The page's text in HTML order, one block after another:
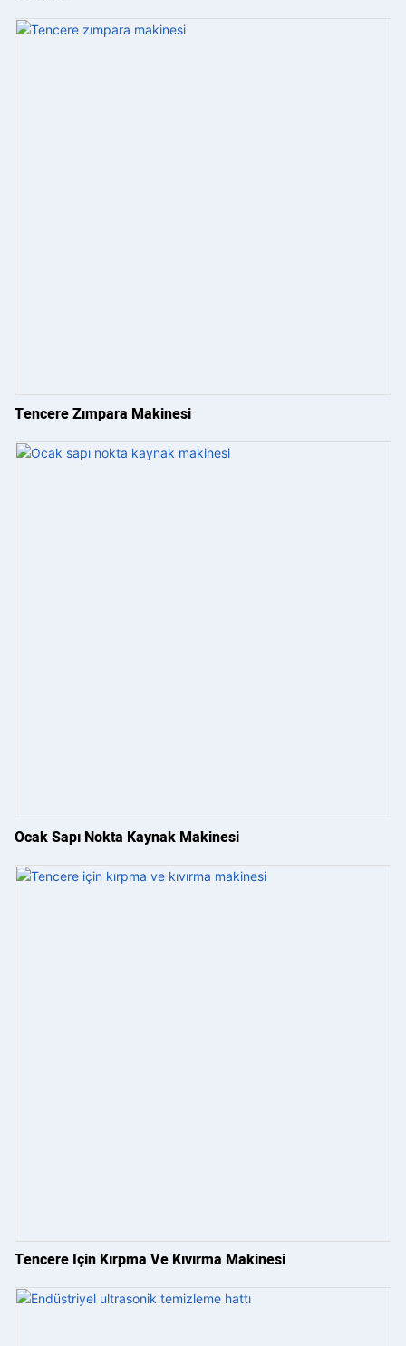
Tencere Zımpara Makinesi
Ocak Sapı Nokta Kaynak Makinesi
Tencere Için Kırpma Ve Kıvırma Makinesi